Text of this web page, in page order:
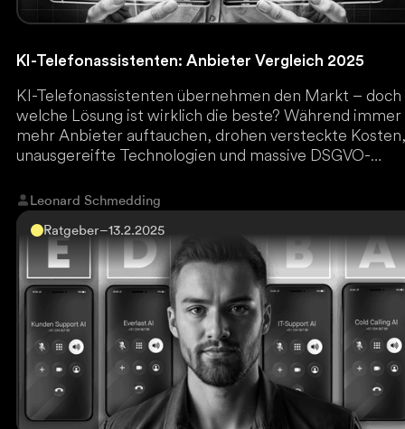
KI-Telefonassistenten: Anbieter Vergleich 2025
KI-Telefonassistenten übernehmen den Markt – doch
welche Lösung ist wirklich die beste? Während immer
mehr Anbieter auftauchen, drohen versteckte
unausgereifte Technologien und massive DSGVO-
Automatisierungen in Deutschland, hat als erster den
gesamten Markt durchleuchtet und zeigt, welche
Plattform wirklich funktioniert. Jetzt den ultimativen
Anbieter-Vergleich lesen und teure
vermeiden!
Leonard Schmedding
Ratgeber–13.2.2025